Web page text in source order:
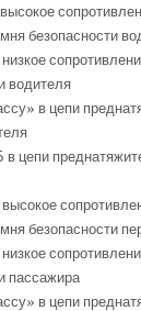
безопасности
водителя
в цепи
цепи
безопасности
пассажира
в цепи